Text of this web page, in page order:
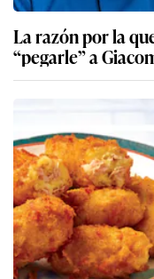
La razón por la
“pegarle” a